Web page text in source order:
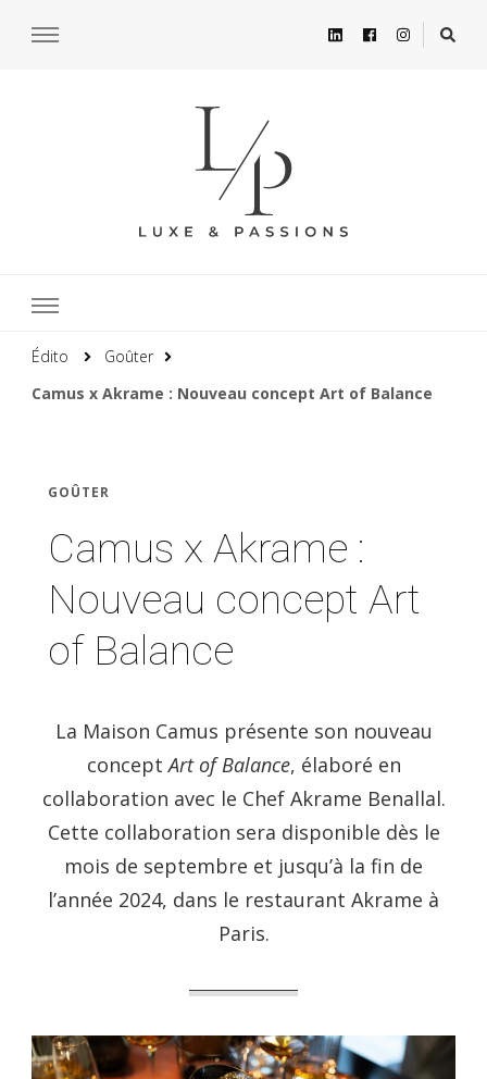
Édito
Goûter
Camus x Akrame : Nouveau concept Art of Balance
GOÛTER
Camus x Akrame :
Nouveau concept Art
of Balance
La Maison Camus présente son nouveau
conceptArt of Balance, élaboré en
collaboration avec le Chef Akrame Benallal.
Cette collaboration sera disponible dès le
mois de septembre et jusqu’à la fin de
l’année 2024, dans le restaurant Akrame à
Paris.